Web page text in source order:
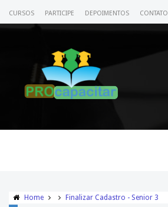
CURSOS PARTICIPE DEPOIMENTOS CONTATO
Home Finalizar Cadastro - Senior 3